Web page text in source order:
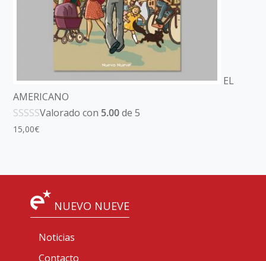
EL
AMERICANO
Valorado con 5.00de 5
15,00€
NUEVO NUEVE
Noticias
Contacto